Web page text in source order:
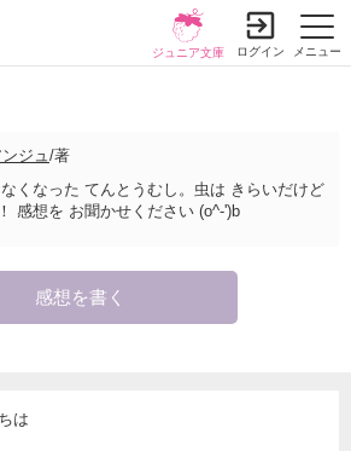
メニュー
ジュニア文庫 ログイン
ジュ /著
くなった てんとうむし。虫は きらいだけど
感想を お聞かせください (o^-')b
感想を書く
は